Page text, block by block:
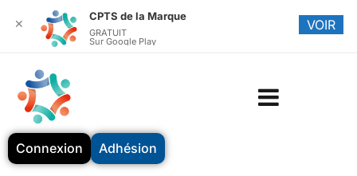
Connexion Adhésion
✕
CPTS de la Marque
GRATUIT
Sur Google Play
VOIR